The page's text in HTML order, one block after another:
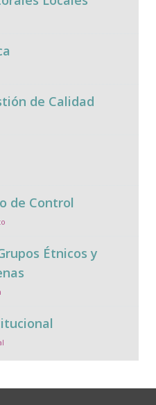
de Calidad
de Control
Étnicos y